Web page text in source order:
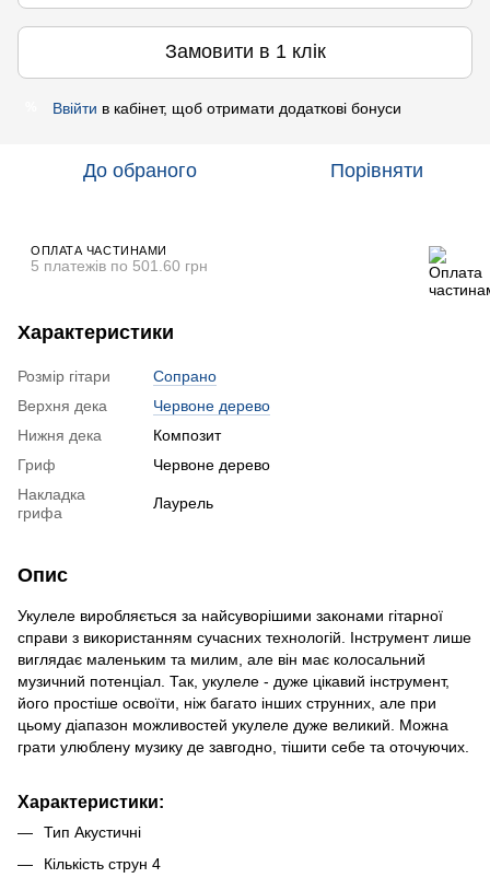
Замовити в 1 клік
Ввійти в кабінет, щоб отримати додаткові бонуси
До обраного Порівняти
ОПЛАТА ЧАСТИНАМИ
5 платежів по 501.60 грн
Характеристики
Розмір гітари
Сопрано
Верхня дека
Червоне дерево
Нижня дека
Композит
Гриф
Червоне дерево
Накладка
грифа
Лаурель
Опис
Укулеле виробляється за найсуворішими законами гітарної
справи з використанням сучасних технологій. Інструмент лише
виглядає маленьким та милим, але він має колосальний
музичний потенціал. Так, укулеле - дуже цікавий інструмент,
його простіше освоїти, ніж багато інших струнних, але при
цьому діапазон можливостей укулеле дуже великий. Можна
грати улюблену музику де завгодно, тішити себе та оточуючих.
Характеристики:
Тип Акустичні
Кількість струн 4